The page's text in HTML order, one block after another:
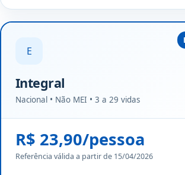
E
Integral
Nacional • Não MEI • 3 a 29 vidas
R$ 23,90/pessoa
Referência válida a partir de 15/04/2026